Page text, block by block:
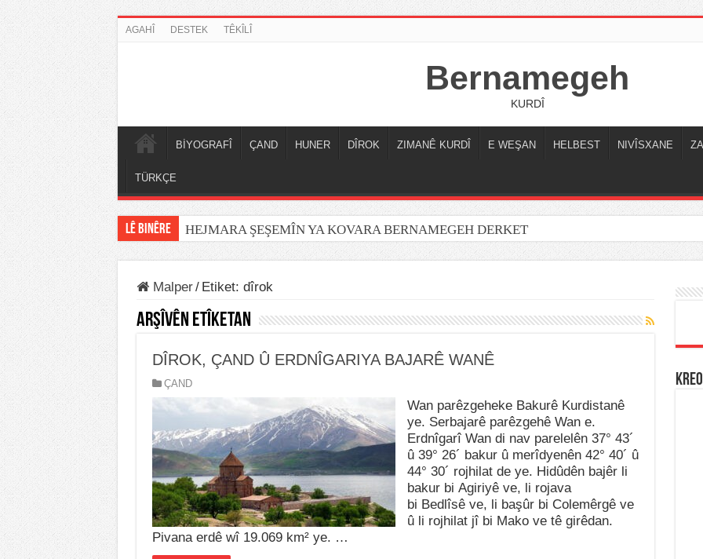
AGAHÎ DESTEK TÊKÎLÎ
Bernamegeh
KURDÎ
BİYOGRAFÎ ÇAND HUNER DÎROK ZIMANÊ KURDÎ E WEŞAN HELBEST NIVÎSXANE
TÜRKÇE
LÊ BINÊRE HEJMARA ŞEŞEMÎN YA KOVARA BERNAMEGEH DERKET
Malper/ Etiket: dîrok
Arşîvên Etîketan
DÎROK, ÇAND Û ERDNÎGARIYA BAJARÊ WANÊ
ÇAND
Wan parêzgeheke Bakurê Kurdistanê
ye. Serbajarê parêzgehê Wan e.
Erdnîgarî Wan di nav parelelên 37° 43´
û 39° 26´ bakur û merîdyenên 42° 40´ û
44° 30´ rojhilat de ye. Hidûdên bajêr li
bakur bi Agiriyê ve, li rojava
bi Bedlîsê ve, li başûr bi Colemêrgê ve
û li rojhilat jî bi Mako ve tê girêdan.
Pivana erdê wî 19.069 km² ye. …